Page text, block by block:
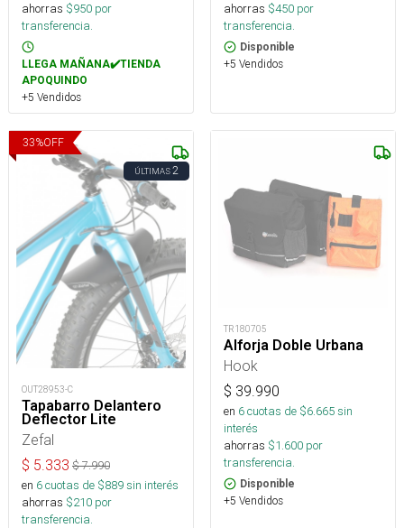
ahorras $950 por
transferencia.
LLEGA MAÑANA✔️TIENDA
APOQUINDO
+5 Vendidos
ahorras $450 por
transferencia.
Disponible
+5 Vendidos
33%OFF
ÚLTIMAS2
OUT28953-C
Tapabarro Delantero
Deflector Lite
Zefal
$ 5.333 $7.990
en 6cuotas de $889sin interés
ahorras $210 por
transferencia.
TR180705
Alforja Doble Urbana
Hook
$ 39.990
en 6cuotas de $6.665sin
interés
ahorras $1.600 por
transferencia.
Disponible
+5 Vendidos